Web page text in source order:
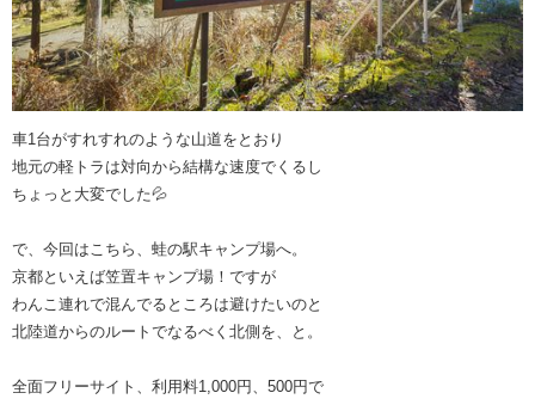
車1台がすれすれのような山道をとおり
地元の軽トラは対向から結構な速度でくるし
ちょっと大変でした💦
で、今回はこちら、蛙の駅キャンプ場へ。
京都といえば笠置キャンプ場！ですが
わんこ連れで混んでるところは避けたいのと
北陸道からのルートでなるべく北側を、と。
全面フリーサイト、利用料1,000円、500円で